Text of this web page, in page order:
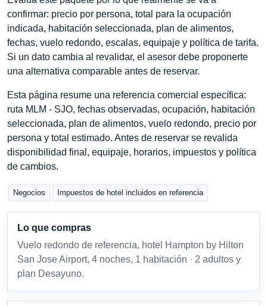
confirmar: precio por persona, total para la ocupación
indicada, habitación seleccionada, plan de alimentos,
fechas, vuelo redondo, escalas, equipaje y política de tarifa.
Si un dato cambia al revalidar, el asesor debe proponerte
una alternativa comparable antes de reservar.
Esta página resume una referencia comercial específica:
ruta MLM - SJO, fechas observadas, ocupación, habitación
seleccionada, plan de alimentos, vuelo redondo, precio por
persona y total estimado. Antes de reservar se revalida
disponibilidad final, equipaje, horarios, impuestos y política
de cambios.
Negocios Impuestos de hotel incluidos en referencia
Lo que compras
Vuelo redondo de referencia, hotel Hampton by Hilton
San Jose Airport, 4 noches, 1 habitación · 2 adultos y
plan Desayuno.